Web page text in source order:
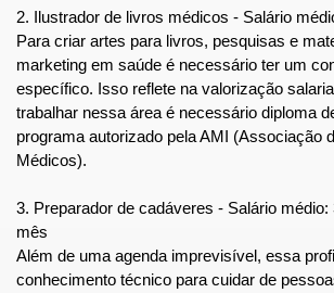
2. Ilustrador de livros médicos - Salário
Para criar artes para livros, pesquisas e
marketing em saúde é necessário ter um
específico. Isso reflete na valorização
trabalhar nessa área é necessário diploma
programa autorizado pela AMI (Associação
Médicos).
3. Preparador de cadáveres - Salário médio:
mês
Além de uma agenda imprevisível, essa
conhecimento técnico para cuidar de